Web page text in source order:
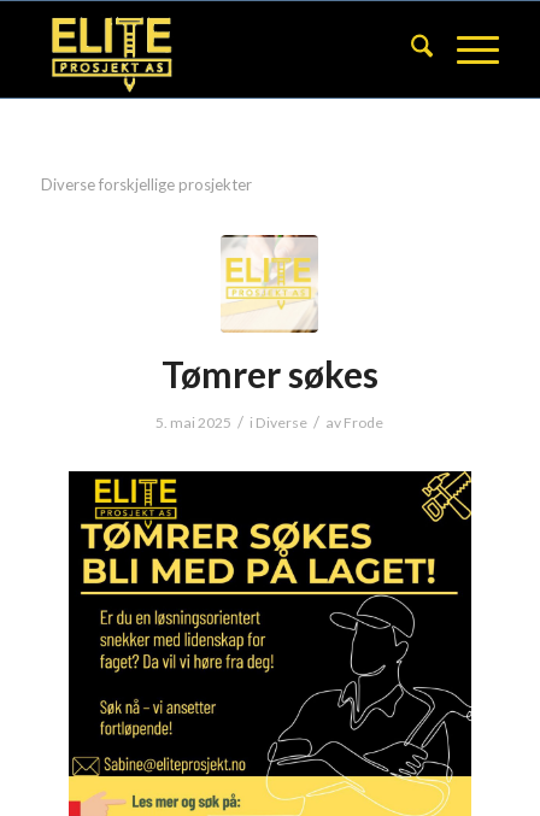
Diverse forskjellige prosjekter
Tømrer søkes
5. mai 2025 / i Diverse / av Frode